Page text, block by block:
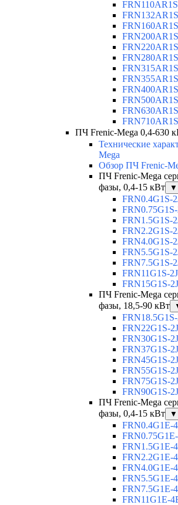
ПЧ Frenic-Mega 0,4-630
Технические
Mega
Обзор ПЧ Frenic-
ПЧ Frenic-Mega
фазы, 0,4-15 кВт
▼
FRN0.4G1S-
FRN1.5G1S-
FRN2.2G1S-
FRN4.0G1S-
FRN5.5G1S-
FRN7.5G1S-
FRN11G1S-
FRN15G1S-
ПЧ Frenic-Mega
фазы, 18,5-90 кВт
FRN22G1S-
FRN30G1S-
FRN37G1S-
FRN45G1S-
FRN55G1S-
FRN75G1S-
FRN90G1S-
ПЧ Frenic-Mega
фазы, 0,4-15 кВт
▼
FRN0.4G1E-
FRN1.5G1E-
FRN2.2G1E-
FRN4.0G1E-
FRN5.5G1E-
FRN7.5G1E-
FRN11G1E-